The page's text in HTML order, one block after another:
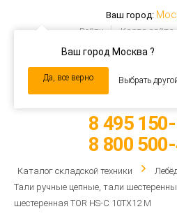
Ваш город:
Ваш город Москва ?
Да, все верно Выбрать
Войти Карта сайта
navigation
8 495
8 800
Каталог складской техники
Тали ручные цепные, тали
шестеренная TOR HS-C 10ТХ12 М